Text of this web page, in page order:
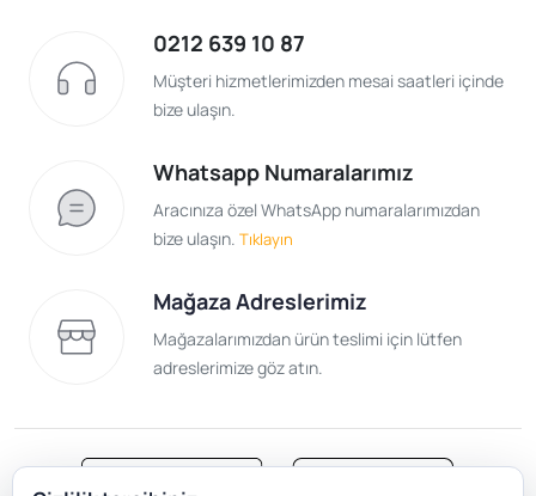
0212 639 10 87
Müşteri hizmetlerimizden mesai saatleri içinde
bize ulaşın.
Whatsapp Numaralarımız
Aracınıza özel WhatsApp numaralarımızdan
bize ulaşın. Tıklayın
Mağaza Adreslerimiz
Mağazalarımızdan ürün teslimi için lütfen
adreslerimize göz atın.